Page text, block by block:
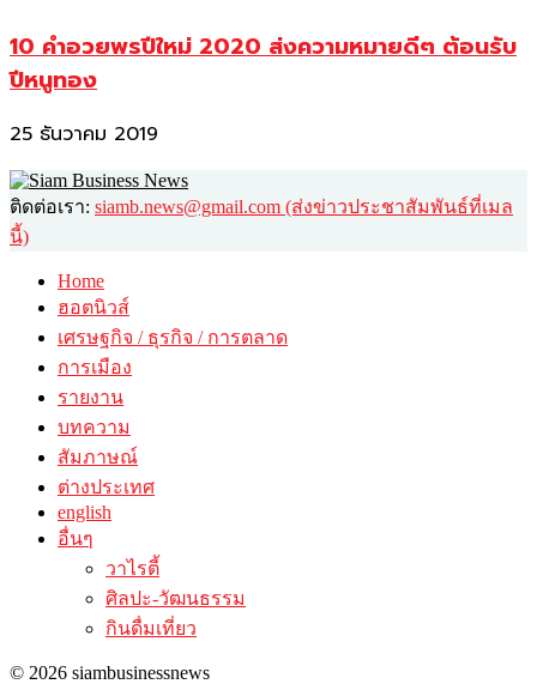
10 คำอวยพรปีใหม่ 2020 ส่งความหมายดีๆ ต้อนรับ
ปีหนูทอง
25 ธันวาคม 2019
ติดต่อเรา: siamb.news@gmail.com (ส่งข่าวประชาสัมพันธ์ที่เมล
นี้)
Home
ฮอตนิวส์
เศรษฐกิจ / ธุรกิจ / การตลาด
การเมือง
รายงาน
บทความ
สัมภาษณ์
ต่างประเทศ
english
อื่นๆ
วาไรตี้
ศิลปะ-วัฒนธรรม
กินดื่มเที่ยว
© 2026 siambusinessnews